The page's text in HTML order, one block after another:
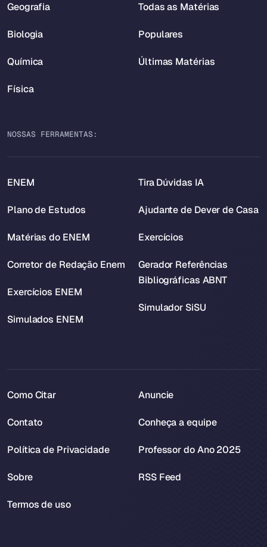
Geografia
Biologia
Química
Física
Todas as Matérias
Populares
Últimas Matérias
NOSSAS FERRAMENTAS:
ENEM
Plano de Estudos
Matérias do ENEM
Corretor de Redação Enem
Exercícios ENEM
Simulados ENEM
Tira Dúvidas IA
Ajudante de Dever de Casa
Exercícios
Gerador Referências
Bibliográficas ABNT
Simulador SiSU
Como Citar
Contato
Política de Privacidade
Sobre
Termos de uso
Anuncie
Conheça a equipe
Professor do Ano 2025
RSS Feed